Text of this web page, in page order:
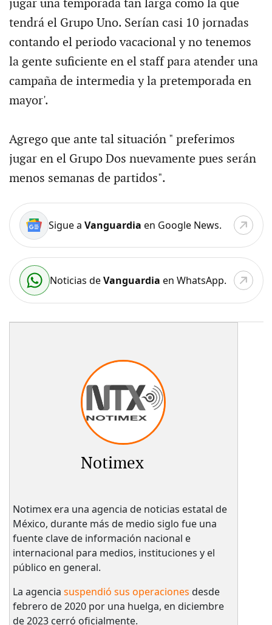
jugar una temporada tan larga como la que
tendrá el Grupo Uno. Serían casi 10 jornadas
contando el periodo vacacional y no tenemos
la gente suficiente en el staff para atender una
campaña de intermedia y la pretemporada en
mayor'.
Agrego que ante tal situación " preferimos
jugar en el Grupo Dos nuevamente pues serán
menos semanas de partidos".
Sigue a Vanguardia en Google News.
Noticias deVanguardia en WhatsApp.
Notimex
Notimex era una agencia de noticias estatal de
México, durante más de medio siglo fue una
fuente clave de información nacional e
internacional para medios, instituciones y el
público en general.
La agencia suspendió sus operaciones desde
febrero de 2020 por una huelga, en diciembre
de 2023 cerró oficialmente.